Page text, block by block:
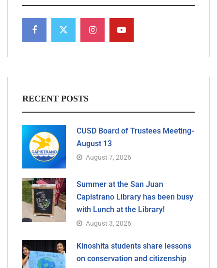
RECENT POSTS
CUSD Board of Trustees Meeting-
August 13
August 7, 2026
Summer at the San Juan
Capistrano Library has been busy
with Lunch at the Library!
August 3, 2026
Kinoshita students share lessons
on conservation and citizenship